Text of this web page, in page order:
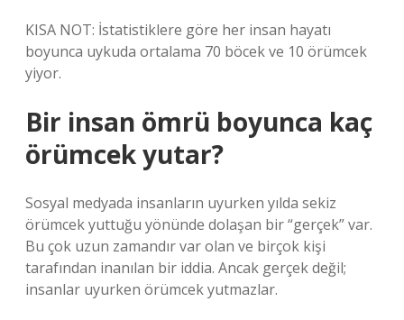
KISA NOT: İstatistiklere göre her insan hayatı
boyunca uykuda ortalama 70 böcek ve 10 örümcek
yiyor.
Bir insan ömrü boyunca kaç
örümcek yutar?
Sosyal medyada insanların uyurken yılda sekiz
örümcek yuttuğu yönünde dolaşan bir “gerçek” var.
Bu çok uzun zamandır var olan ve birçok kişi
tarafından inanılan bir iddia. Ancak gerçek değil;
insanlar uyurken örümcek yutmazlar.